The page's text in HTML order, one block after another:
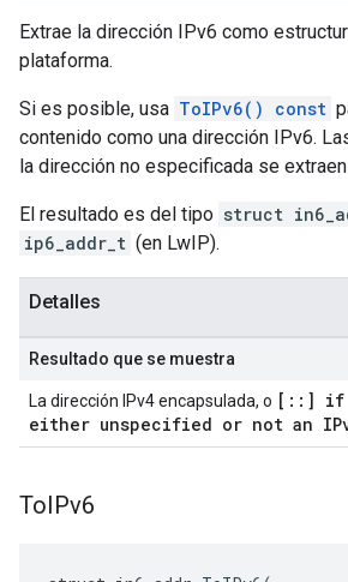
Extrae la dirección IPv6 como
plataforma.
Si es posible, usa ToIPv6() const
contenido como una dirección IPv6.
la dirección no especificada se
El resultado es del tipo struct
ip6_addr_t (en LwIP).
Detalles
Resultado que se muestra
La dirección IPv4 encapsulada, o [::] if
either unspecified or not an
ToIPv6